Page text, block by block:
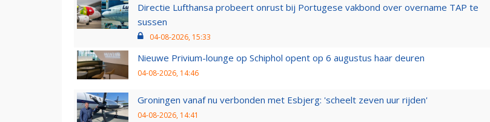
Directie Lufthansa probeert onrust bij Portugese vakbond over overname TAP te
sussen
04-08-2026, 15:33
Nieuwe Privium-lounge op Schiphol opent op 6 augustus haar deuren
04-08-2026, 14:46
Groningen vanaf nu verbonden met Esbjerg: 'scheelt zeven uur rijden'
04-08-2026, 14:41